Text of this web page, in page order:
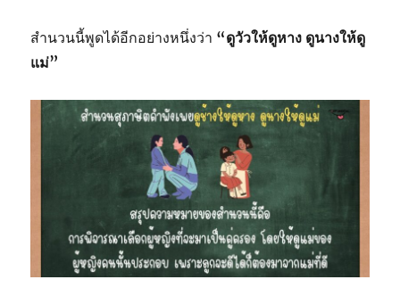
สำนวนนี้พูดได้อีกอย่างหนึ่งว่า “ดูวัวให้ดูหาง ดูนางให้ดู
แม่”